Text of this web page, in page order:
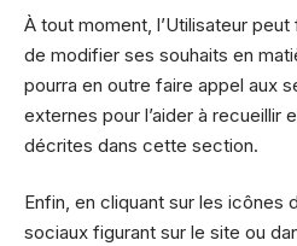
À tout moment, l’Utilisateur
de modifier ses souhaits en
pourra en outre faire appel aux
externes pour l’aider à recueillir
décrites dans cette section.
Enfin, en cliquant sur les icônes
sociaux figurant sur le site ou